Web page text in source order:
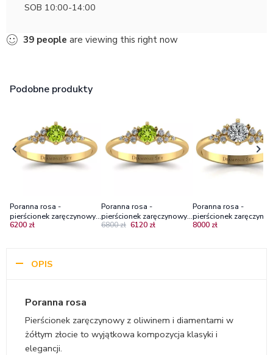
SOB 10:00-14:00
39 people are viewing this right now
Podobne produkty
Poranna rosa -
pierścionek zaręczynowy,
żółte złoto z oliwinem i
6200 zł
Poranna rosa -
pierścionek zaręczynowy,
żółte złoto z oliwinem i
6800 zł 6120 zł
Poranna rosa -
pierścionek
żółte złoto z
8000 zł
OPIS
Poranna rosa
Pierścionek zaręczynowy z oliwinem i diamentami w
żółtym złocie to wyjątkowa kompozycja klasyki i
elegancji.